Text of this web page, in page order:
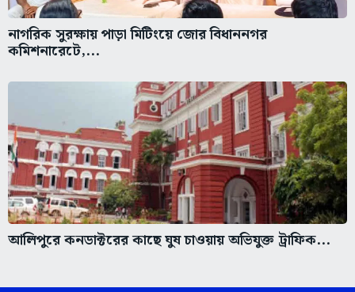
নাগরিক সুরক্ষায় পাড়া মিটিংয়ে জোর বিধাননগর
কমিশনারেটে,...
আলিপুরে কনডাক্টরের কাছে ঘুষ চাওয়ায় অভিযুক্ত ট্রাফিক...